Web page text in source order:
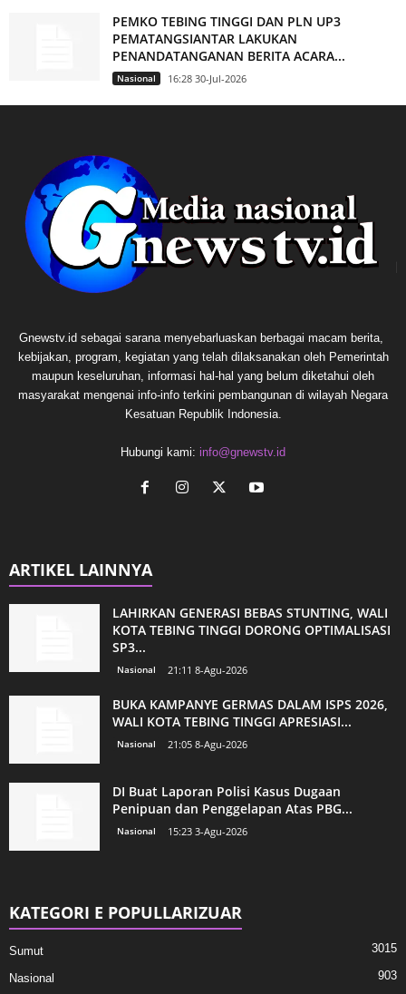
PEMKO TEBING TINGGI DAN PLN UP3
PEMATANGSIANTAR LAKUKAN
PENANDATANGANAN BERITA ACARA...
Nasional 16:28 30-Jul-2026
Gnewstv.id sebagai sarana menyebarluaskan berbagai macam berita,
kebijakan, program, kegiatan yang telah dilaksanakan oleh Pemerintah
maupun keseluruhan, informasi hal-hal yang belum diketahui oleh
masyarakat mengenai info-info terkini pembangunan di wilayah Negara
Kesatuan Republik Indonesia.
Hubungi kami: info@gnewstv.id
ARTIKEL LAINNYA
LAHIRKAN GENERASI BEBAS STUNTING, WALI
KOTA TEBING TINGGI DORONG OPTIMALISASI
SP3...
Nasional 21:11 8-Agu-2026
BUKA KAMPANYE GERMAS DALAM ISPS 2026,
WALI KOTA TEBING TINGGI APRESIASI...
Nasional 21:05 8-Agu-2026
DI Buat Laporan Polisi Kasus Dugaan
Penipuan dan Penggelapan Atas PBG...
Nasional 15:23 3-Agu-2026
KATEGORI E POPULLARIZUAR
Sumut 3015
Nasional 903